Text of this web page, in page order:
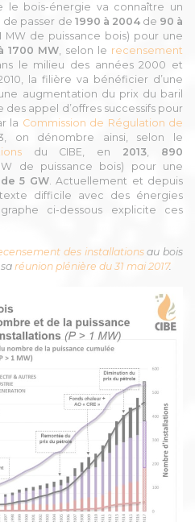
le bois-énergie va connaître un
passer de 1990 à 2004de 90 à
MW de puissance bois) pour une
1700 MW, selon le recensement
le milieu des années 2000 et
la filière va bénéficier d’une
augmentation du prix du baril
appel d’offres successifs pour
la Commission de Régulation de
on dénombre ainsi, selon le
du CIBE, en 2013, 890
de puissance bois) pour une
5 GW. Actuellement et depuis
difficile avec des énergies
ci-dessous explicite ces
des installationsau bois
réunion plénière du 31 mai 2017.